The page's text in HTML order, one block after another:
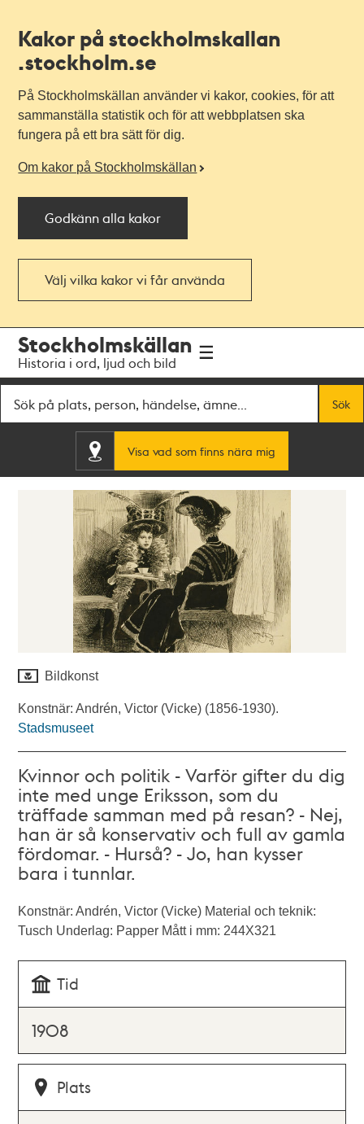
Kakor på stockholmskallan
.stockholm.se
På Stockholmskällan använder vi kakor, cookies, för att
sammanställa statistik och för att webbplatsen ska
fungera på ett bra sätt för dig.
Om kakor på Stockholmskällan
Godkänn alla kakor
Välj vilka kakor vi får använda
navigationen
huvudinnehållet
Stockholmskällan
Historia i ord, ljud och bild
Sök
Visa vad som finns nära mig
Bildkonst
Konstnär: Andrén, Victor (Vicke) (1856-1930).
Stadsmuseet
Kvinnor och politik - Varför gifter du dig
inte med unge Eriksson, som du
träffade samman med på resan? - Nej,
han är så konservativ och full av gamla
fördomar. - Hurså? - Jo, han kysser
bara i tunnlar.
Konstnär: Andrén, Victor (Vicke) Material och teknik:
Tusch Underlag: Papper Mått i mm: 244X321
Tid
1908
Plats